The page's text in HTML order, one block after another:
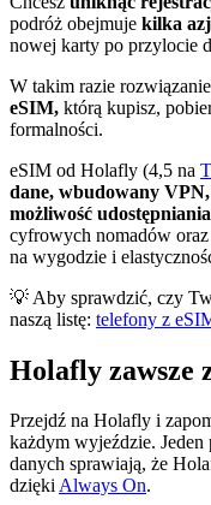
podróż obejmuje kilka
nowej karty po przylocie
W takim razie
eSIM, którą kupisz,
formalności.
eSIM od Holafly (4,5 na
dane, wbudowany
możliwość
cyfrowych nomadów
na wygodzie i
💡 Aby sprawdzić, czy
naszą listę: telefony z
Holafly zawsze
Przejdź na Holafly i
każdym wyjeździe.
danych sprawiają, że
dziękiAlways On.